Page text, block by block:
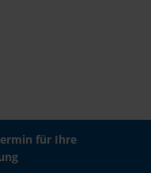
für Ihre